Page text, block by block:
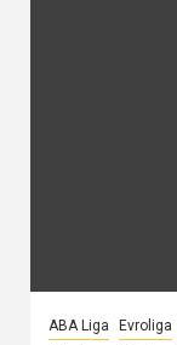
ABA Liga Evroliga